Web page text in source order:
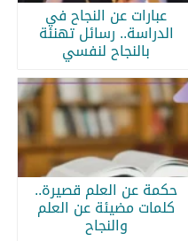
عبارات عن النجاح في
الدراسة.. رسائل تهنئة
بالنجاح لنفسي
حكمة عن العلم قصيرة..
كلمات مضيئة عن العلم
والنجاح